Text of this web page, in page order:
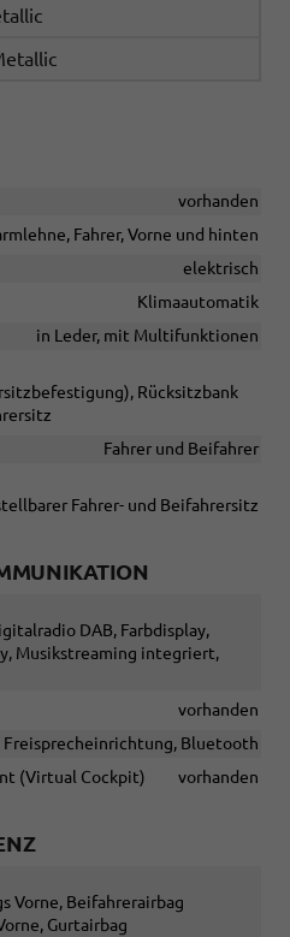
vorhanden
Fahrer, Vorne und hinten
elektrisch
Klimaautomatik
in Leder, mit Multifunktionen
Rücksitzbank
Fahrer und Beifahrer
Fahrer- und Beifahrersitz
DAB, Farbdisplay,
Musikstreaming integriert,
vorhanden
Freisprecheinrichtung, Bluetooth
(Virtual Cockpit)
vorhanden
Vorne, Beifahrerairbag
Gurtairbag